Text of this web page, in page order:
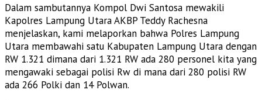
Dalam sambutannya Kompol Dwi Santosa mewakili
Kapolres Lampung Utara AKBP Teddy Rachesna
menjelaskan, kami melaporkan bahwa Polres Lampung
Utara membawahi satu Kabupaten Lampung Utara dengan
RW 1.321 dimana dari 1.321 RW ada 280 personel kita yang
mengawaki sebagai polisi Rw di mana dari 280 polisi RW
ada 266 Polki dan 14 Polwan.